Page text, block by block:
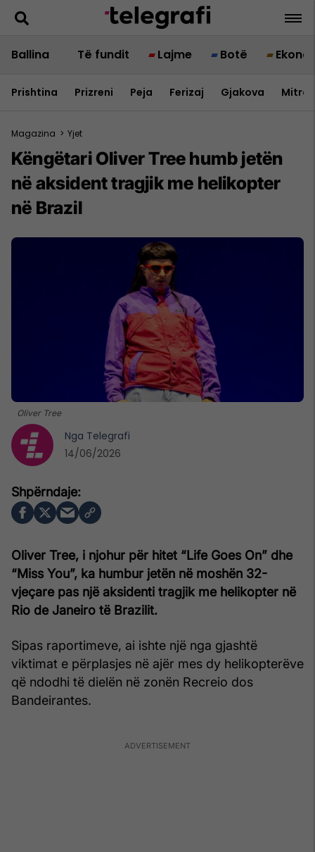
Ballina Të fundit Lajme Botë
Prishtina Prizreni Peja Ferizaj Gjakova
Magazina > Yjet
Këngëtari Oliver Tree humb jetën
në aksident tragjik me helikopter
në Brazil
Oliver Tree
Oliver Tree, i njohur për hitet “Life Goes On” dhe
“Miss You”, ka humbur jetën në moshën 32-
vjeçare pas një aksidenti tragjik me helikopter në
Rio de Janeiro të Brazilit.
Sipas raportimeve, ai ishte një nga gjashtë
viktimat e përplasjes në ajër mes dy helikopterëve
që ndodhi të dielën në zonën Recreio dos
Bandeirantes.
Nga Telegrafi
14/06/2026